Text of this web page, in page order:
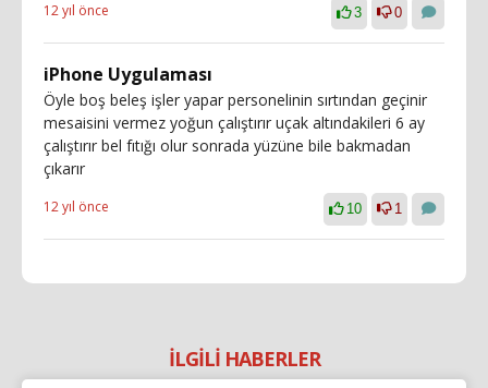
12 yıl önce 3 0
iPhone Uygulaması
Öyle boş beleş işler yapar personelinin sırtından geçinir
mesaisini vermez yoğun çalıştırır uçak altındakileri 6 ay
çalıştırır bel fıtığı olur sonrada yüzüne bile bakmadan
çıkarır
12 yıl önce 10 1
İLGİLİ HABERLER